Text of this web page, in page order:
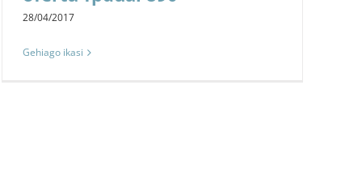
28/04/2017
Gehiago ikasi